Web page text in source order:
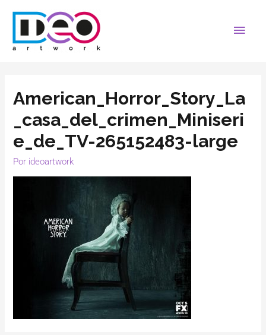
American_Horror_Story_La
_casa_del_crimen_Miniseri
e_de_TV-265152483-large
Por ideoartwork